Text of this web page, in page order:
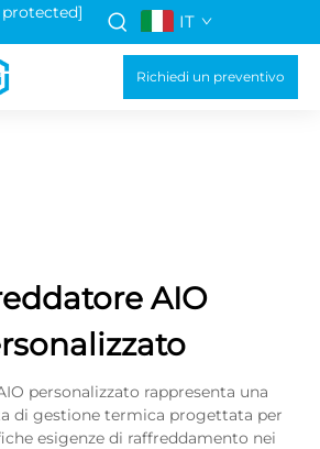
IT
Richiedi un preventivo
AIO
personalizzato rappresenta una
di gestione termica progettata per
esigenze di raffreddamento nei